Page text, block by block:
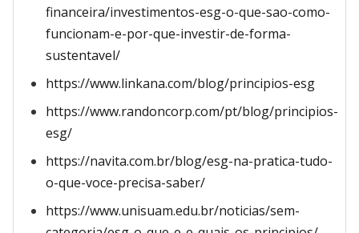
financeira/investimentos-esg-o-que-sao-como-
funcionam-e-por-que-investir-de-forma-
sustentavel/
https://www.linkana.com/blog/principios-esg
https://www.randoncorp.com/pt/blog/principios-
esg/
https://navita.com.br/blog/esg-na-pratica-tudo-
o-que-voce-precisa-saber/
https://www.unisuam.edu.br/noticias/sem-